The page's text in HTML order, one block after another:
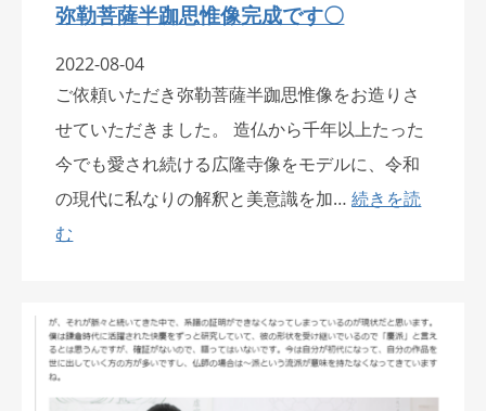
弥勒菩薩半跏思惟像完成です〇
2022-08-04
ご依頼いただき弥勒菩薩半跏思惟像をお造りさ
せていただきました。 造仏から千年以上たった
今でも愛され続ける広隆寺像をモデルに、令和
の現代に私なりの解釈と美意識を加…続きを読
む